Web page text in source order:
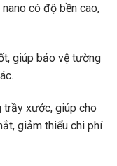
nano có độ bền cao,
giúp bảo vệ tường
trầy xước, giúp cho
giảm thiểu chi phí